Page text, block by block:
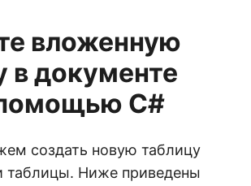
вложенную
в документе
C#
создать новую таблицу
таблицы. Ниже приведены